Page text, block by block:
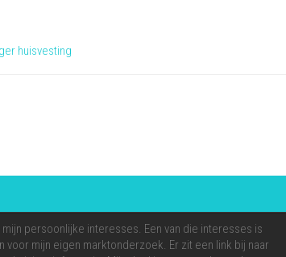
huisvesting
persoonlijke interesses. Een van die interesses is
mijn eigen marktonderzoek. Er zit een link bij naar